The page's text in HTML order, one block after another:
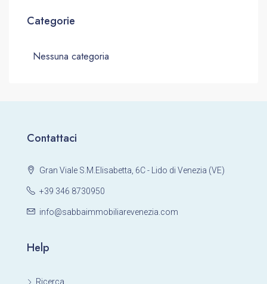
Categorie
Nessuna categoria
Contattaci
Gran Viale S.M.Elisabetta, 6C - Lido di Venezia (VE)
+39 346 8730950
info@sabbaimmobiliarevenezia.com
Help
Ricerca